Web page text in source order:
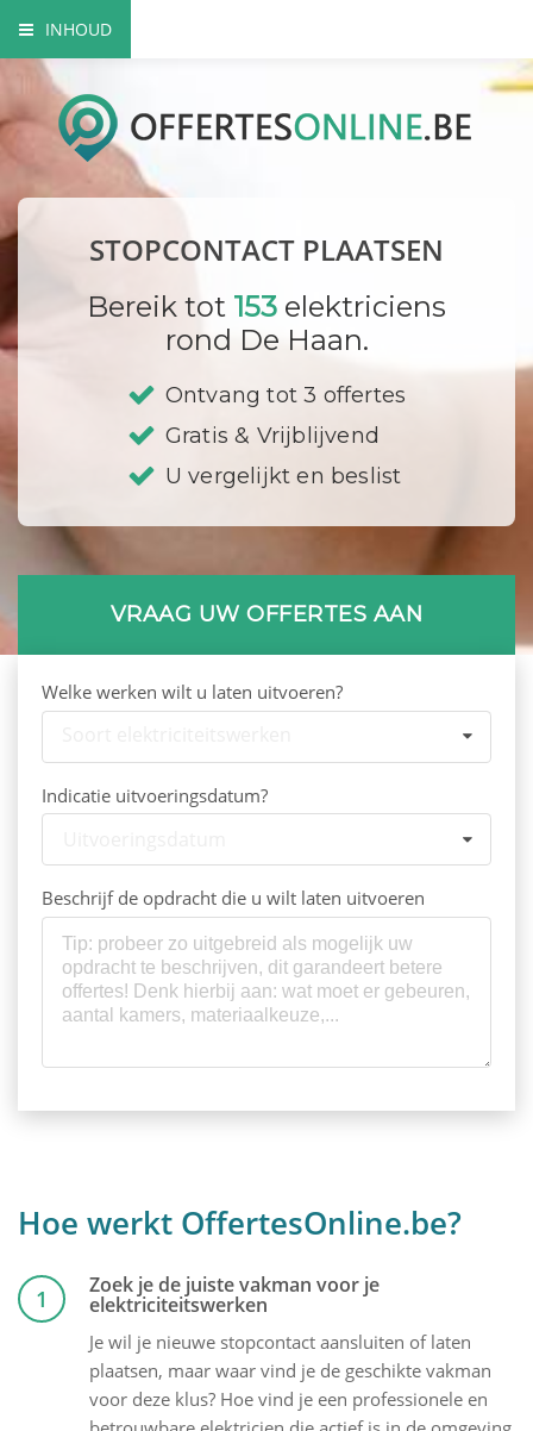
INHOUD
Het nut van extra contactdozen
Waarom beroep doen op een vakman?
Elektriciteitskeuring nodig?
Waar plaats ik mijn stopcontacten?
Hoe vervang ik een contactdoos?
STOPCONTACT PLAATSEN
Bereik tot 153 elektriciens
rond De Haan.
Ontvang tot 3 offertes
Gratis & Vrijblijvend
U vergelijkt en beslist
VRAAG UW OFFERTES AAN
Welke werken wilt u laten uitvoeren?
Indicatie uitvoeringsdatum?
Beschrijf de opdracht die u wilt laten uitvoeren
Hoe werkt OffertesOnline.be?
1 Zoek je de juiste vakman voor je
elektriciteitswerken
Je wil je nieuwe stopcontact aansluiten of laten
plaatsen, maar waar vind je de geschikte vakman
voor deze klus? Hoe vind je een professionele en